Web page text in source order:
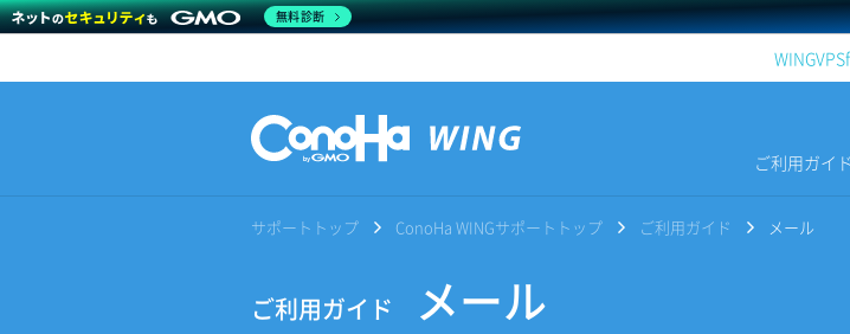
WINGVPS
ご利用ガイド
サポートトップ ConoHa WINGサポートトップ ご利用ガイド メール
ご利用ガイド メール
無料診断